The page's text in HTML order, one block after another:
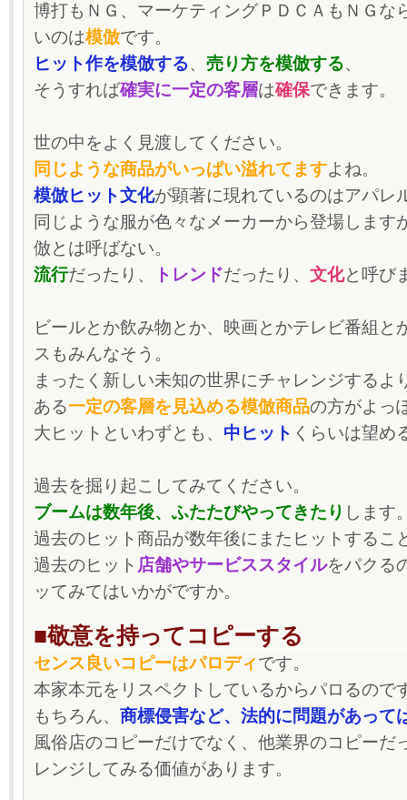
博打もＮＧ、マーケティングＰＤＣＡもＮＧな
いのは模倣です。
ヒット作を模倣する、 売り方を模倣する、
そうすれば確実に一定の客層は確保できます。
世の中をよく見渡してください。
同じような商品がいっぱい溢れてますよね。
模倣ヒット文化が顕著に現れているのはアパレ
同じような服が色々なメーカーから登場します
倣とは呼ばない。
流行だったり、 トレンドだったり、 文化と呼び
ビールとか飲み物とか、映画とかテレビ番組と
スもみんなそう。
まったく新しい未知の世界にチャレンジするよ
ある一定の客層を見込める模倣商品の方がよっ
大ヒットといわずとも、 中ヒット くらいは望め
過去を掘り起こしてみてください。
ブームは数年後、ふたたびやってきたり します
過去のヒット商品が数年後にまたヒットするこ
過去のヒット 店舗やサービススタイルをパクる
ッてみてはいかがですか。
■敬意を持ってコピーする
センス良いコピーはパロディです。
本家本元をリスペクトしているからパロるので
もちろん、 商標侵害など、法的に問題があって
風俗店のコピーだけでなく、他業界のコピーだ
レンジしてみる価値があります。